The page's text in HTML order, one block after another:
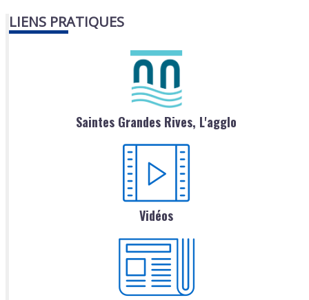
LIENS PRATIQUES
Saintes Grandes Rives, L'agglo
Vidéos